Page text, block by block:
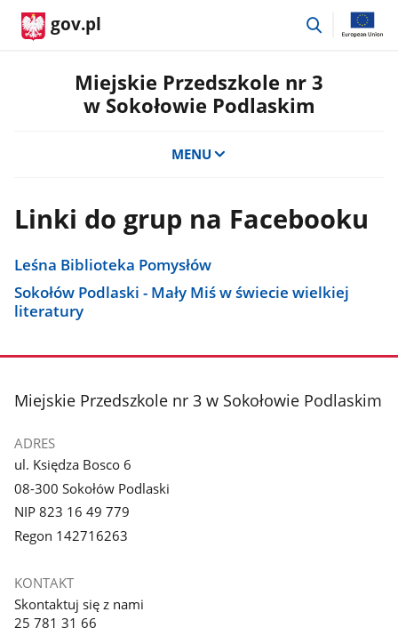
gov.pl
przejdź
Miejskie Przedszkole nr 3
w Sokołowie Podlaskim
MENU
Linki do grup na Facebooku
Leśna Biblioteka Pomysłów
Sokołów Podlaski - Mały Miś w świecie wielkiej
literatury
stopka
Miejskie Przedszkole nr 3 w Sokołowie Podlaskim
ADRES
ul. Księdza Bosco 6
08-300 Sokołów Podlaski
NIP 823 16 49 779
Regon 142716263
KONTAKT
Skontaktuj się z nami
25 781 31 66